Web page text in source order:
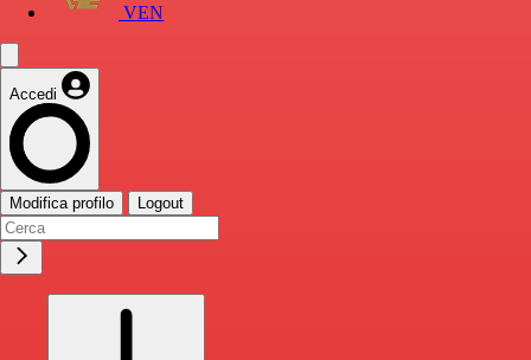
VEN
Accedi
Modifica profilo Logout